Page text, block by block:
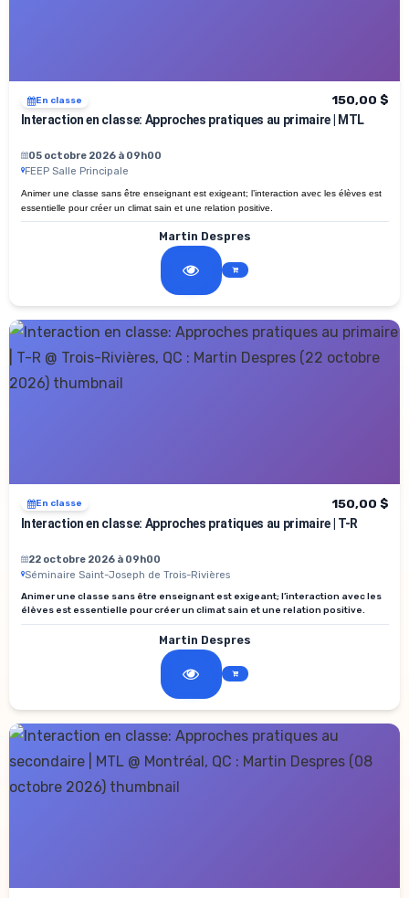
En classe
150,00 $
Interaction en classe: Approches pratiques au primaire | MTL
05 octobre 2026 à 09h00
FEEP Salle Principale
Animer une classe sans être enseignant est exigeant; l’interaction avec les élèves est
essentielle pour créer un climat sain et une relation positive.
Martin Despres
En classe
150,00 $
Interaction en classe: Approches pratiques au primaire | T-R
22 octobre 2026 à 09h00
Séminaire Saint-Joseph de Trois-Rivières
Animer une classe sans être enseignant est exigeant; l’interaction avec les
élèves est essentielle pour créer un climat sain et une relation positive.
Martin Despres